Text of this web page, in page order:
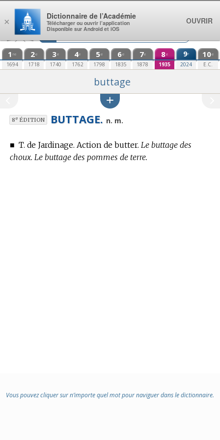
Aller au contenu
1 re
1694
2e
1718
3e
1740
4e
1762
5e
1798
6e
1835
7e
1878
8e
1935
9e
2024
10e
E.C.
buttage
8eÉDITION BUTTAGE. n. m.
■ T. de Jardinage. Action de butter. Le buttage des
choux. Le buttage des pommes de terre.
Vous pouvez cliquer sur n’importe quel mot pour naviguer dans le dictionnaire.
×
Dictionnaire de l’Académie
Télécharger ou ouvrir l’application
Disponible sur Android et iOS
OUVRIR